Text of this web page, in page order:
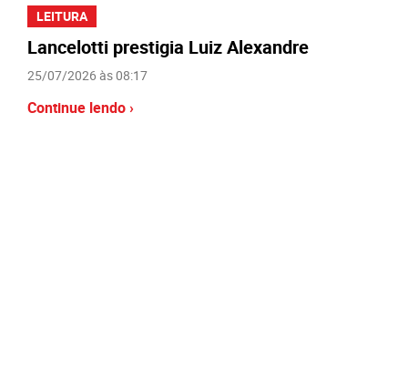
LEITURA
Lancelotti prestigia Luiz Alexandre
25/07/2026 às 08:17
Continue lendo ›